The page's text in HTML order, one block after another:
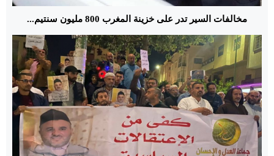
مخالفات السير تدر على خزينة المغرب 800 مليون سنتيم...